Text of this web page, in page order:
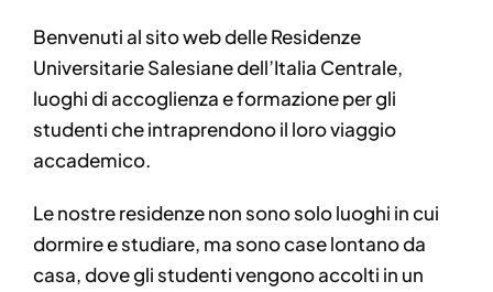
Benvenuti al sito web delle Residenze
Universitarie Salesiane dell’Italia Centrale,
luoghi di accoglienza e formazione per gli
studenti che intraprendono il loro viaggio
accademico.
Le nostre residenze non sono solo luoghi in cui
dormire e studiare, ma sono case lontano da
casa, dove gli studenti vengono accolti in un